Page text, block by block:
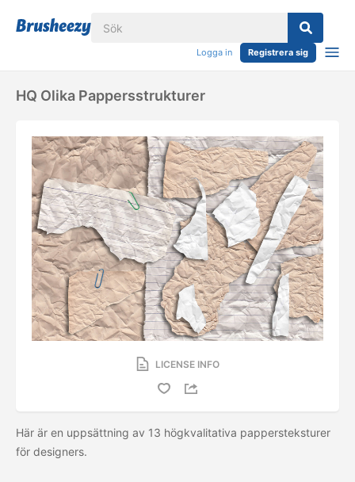
Logga in Registrera sig
HQ Olika Pappersstrukturer
LICENSE INFO
Här är en uppsättning av 13 högkvalitativa pappersteksturer
för designers.